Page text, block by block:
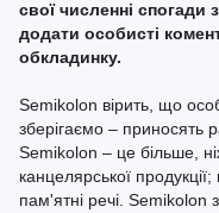
свої численні спогади
додати особисті
обкладинку.
Semikolon вірить, що
зберігаємо – приносять
Semikolon – це більше,
канцелярської
пам'ятні речі. Semikolon